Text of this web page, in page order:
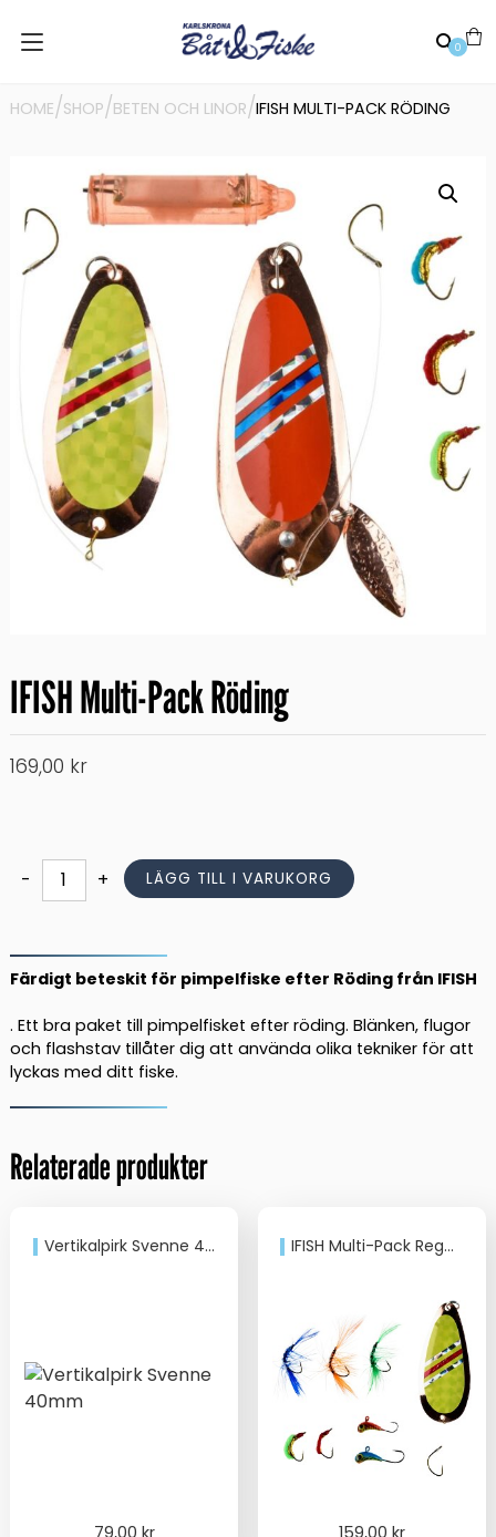
0
HOME/SHOP/BETEN OCH LINOR/IFISH MULTI-PACK RÖDING
IFISH Multi-Pack Röding
169,00 kr
-
Multi-
Röding
mängd
+ LÄGG TILL I VARUKORG
Färdigt beteskit för pimpelfiske efter Röding från IFISH
. Ett bra paket till pimpelfisket efter röding. Blänken, flugor
och flashstav tillåter dig att använda olika tekniker för att
lyckas med ditt fiske.
Relaterade produkter
Vertikalpirk Svenne 40mm IFISH Multi-Pack Regnbåge